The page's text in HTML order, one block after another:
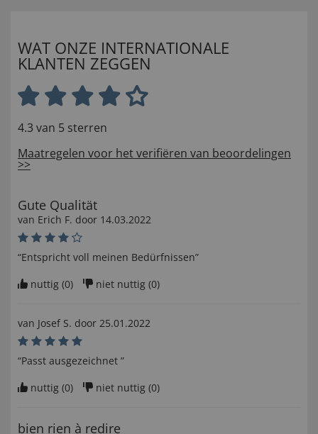
WAT ONZE INTERNATIONALE
KLANTEN ZEGGEN
4.3 van 5 sterren
Maatregelen voor het verifiëren van beoordelingen
>>
Gute Qualität
van Erich F. door 14.03.2022
“Entspricht voll meinen Bedürfnissen”
nuttig (0) niet nuttig (0)
van Josef S. door 25.01.2022
“Passt ausgezeichnet ”
nuttig (0) niet nuttig (0)
bien rien à redire